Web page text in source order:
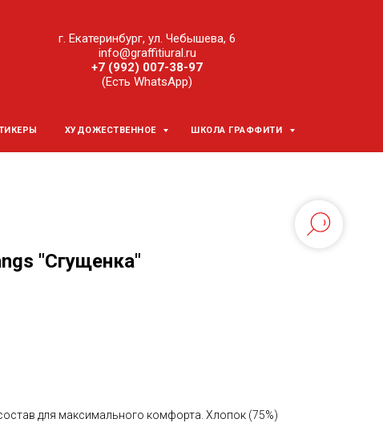
г. Екатеринбург, ул. Чебышева, 6
info@graffitiural.ru
+7 (992) 007-38-97
(Есть WhatsApp)
ХУДОЖЕСТВЕННОЕ
ШКОЛА ГРАФФИТИ
"Сгущенка"
для максимального комфорта. Хлопок (75%)